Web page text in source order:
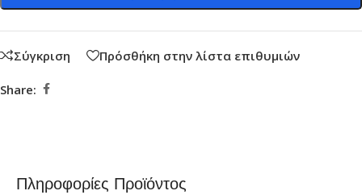
Σύγκριση Πρόσθήκη στην λίστα επιθυμιών
Share:
Πληροφορίες Προϊόντος